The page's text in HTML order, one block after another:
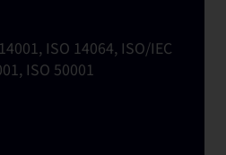
ISO 14064, ISO/IEC
ISO 50001